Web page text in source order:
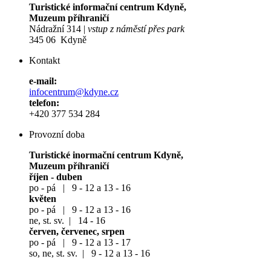
Turistické informační centrum Kdyně,
Muzeum příhraničí
Nádražní 314 | vstup z náměstí přes park
345 06 Kdyně
Kontakt
e-mail:
infocentrum@kdyne.cz
telefon:
+420 377 534 284
Provozní doba
Turistické inormační centrum Kdyně,
Muzeum příhraničí
říjen - duben
po - pá | 9 - 12 a 13 - 16
květen
po - pá | 9 - 12 a 13 - 16
ne, st. sv. | 14 - 16
červen, červenec, srpen
po - pá | 9 - 12 a 13 - 17
so, ne, st. sv. | 9 - 12 a 13 - 16